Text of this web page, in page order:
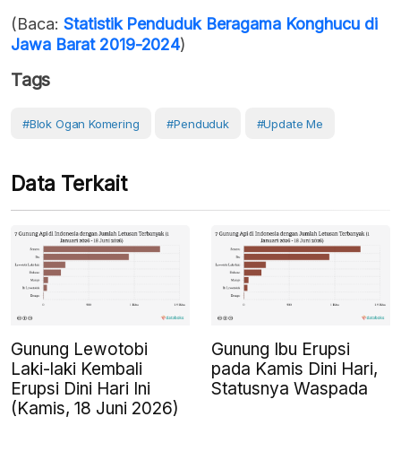
(Baca: Statistik Penduduk Beragama Konghucu di
Jawa Barat 2019-2024)
Tags
#Blok Ogan Komering #Penduduk #Update Me
Data Terkait
Gunung Lewotobi
Laki-laki Kembali
Erupsi Dini Hari Ini
(Kamis, 18 Juni 2026)
Gunung Ibu Erupsi
pada Kamis Dini Hari,
Statusnya Waspada